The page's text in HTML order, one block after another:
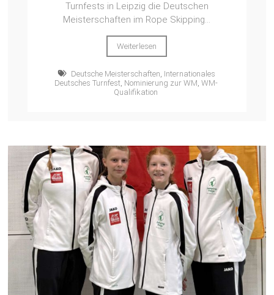
Turnfests in Leipzig die Deutschen
Meisterschaften im Rope Skipping...
Weiterlesen
Deutsche Meisterschaften, Internationales
Deutsches Turnfest, Nominierung zur WM, WM-
Qualifikation